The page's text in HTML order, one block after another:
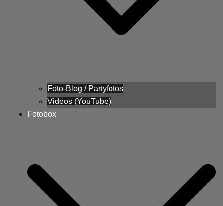
Foto-Blog / Partyfotos
Videos (YouTube)
Fotobox